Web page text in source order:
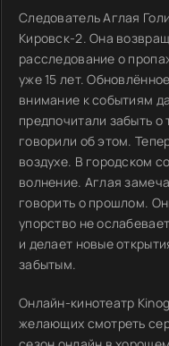
Следователь Аглая
Кировск-2. Она
расследование о
уже 15 лет.
внимание к событиям
предпочитали забыть
говорили об этом.
воздухе. В городском
волнение. Аглая
говорить о прошлом.
упорство не
и делает новые
забытым.
Онлайн-кинотеатр
желающих смотреть